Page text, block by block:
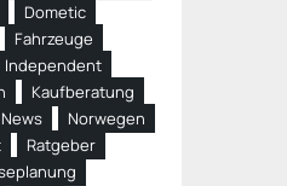
Dometic
Fahrzeuge
Independent
Kaufberatung
News
Norwegen
Ratgeber